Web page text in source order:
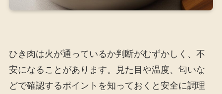
ひき肉は火が通っているか判断がむずかしく、不
安になることがあります。見た目や温度、匂いな
どで確認するポイントを知っておくと安全に調理